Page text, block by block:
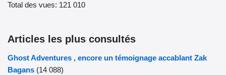
Total des vues: 121 010
Articles les plus consultés
Ghost Adventures , encore un témoignage accablant Zak
Bagans (14 088)